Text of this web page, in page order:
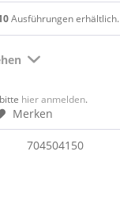
Ausführungen erhältlich.
hier anmelden.
Merken
704504150